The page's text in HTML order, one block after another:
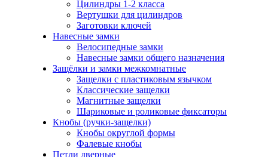
Цилиндры 1-2 класса
Вертушки для цилиндров
Заготовки ключей
Навесные замки
Велосипедные замки
Навесные замки общего назначения
Защёлки и замки межкомнатные
Защелки с пластиковым язычком
Классические защелки
Магнитные защелки
Шариковые и роликовые фиксаторы
Кнобы (ручки-защелки)
Кнобы округлой формы
Фалевые кнобы
Петли дверные